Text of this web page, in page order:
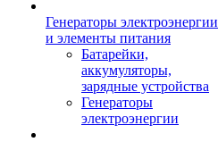
Генераторы электроэнергии
и элементы питания
Батарейки,
аккумуляторы,
зарядные устройства
Генераторы
электроэнергии